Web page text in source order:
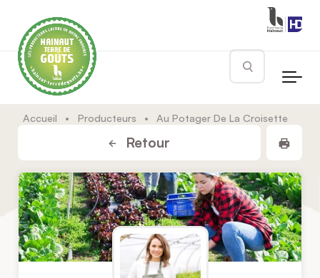
Rechercher
Accueil • Producteurs • Au Potager De La Croisette
Retour